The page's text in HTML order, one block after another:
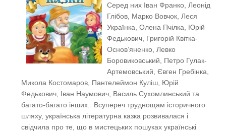
Серед них Іван Франко, Леонід
Глібов, Марко Вовчок, Леся
Українка, Олена Пчілка, Юрій
Федькович, Григорій Квітка-
Основ’яненко, Левко
Боровиковський, Петро Гулак-
Артемовський, Євген Гребінка,
Микола Костомаров, Пантелеймон Куліш, Юрій
Федькович, Іван Наумович, Василь Сухомлинський та
багато-багато інших. Всупереч труднощам історичного
шляху, українська літературна казка розвивалася і
свідчила про те, що в мистецьких пошуках українські